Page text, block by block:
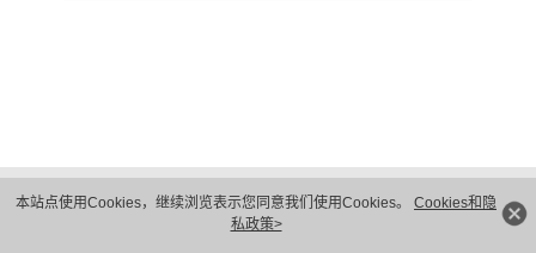
本站点使用Cookies，继续浏览表示您同意我们使用Cookies。 Cookies和隐
私政策>
隐私保护
法律声明